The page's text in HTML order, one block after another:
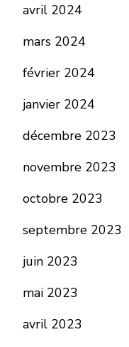
avril 2024
mars 2024
février 2024
janvier 2024
décembre 2023
novembre 2023
octobre 2023
septembre 2023
juin 2023
mai 2023
avril 2023